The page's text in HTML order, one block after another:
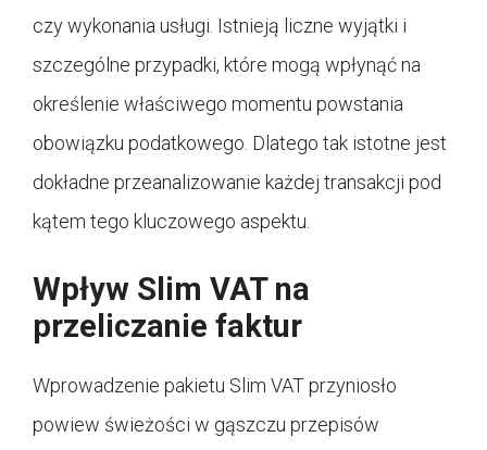
czy wykonania usługi. Istnieją liczne wyjątki i
szczególne przypadki, które mogą wpłynąć na
określenie właściwego momentu powstania
obowiązku podatkowego. Dlatego tak istotne jest
dokładne przeanalizowanie każdej transakcji pod
kątem tego kluczowego aspektu.
Wpływ Slim VAT na
przeliczanie faktur
Wprowadzenie pakietu Slim VAT przyniosło
powiew świeżości w gąszczu przepisów